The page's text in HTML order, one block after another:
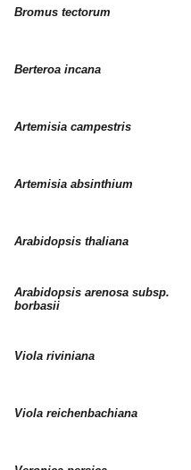
Bromus tectorum
Berteroa incana
Artemisia campestris
Artemisia absinthium
Arabidopsis thaliana
Arabidopsis arenosa subsp.
borbasii
Viola riviniana
Viola reichenbachiana